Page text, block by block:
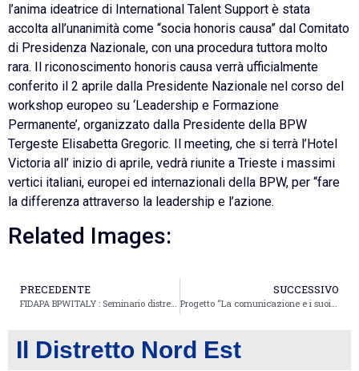
l’anima ideatrice di International Talent Support è stata
accolta all’unanimità come “socia honoris causa” dal Comitato
di Presidenza Nazionale, con una procedura tuttora molto
rara. Il riconoscimento honoris causa verrà ufficialmente
conferito il 2 aprile dalla Presidente Nazionale nel corso del
workshop europeo su ‘Leadership e Formazione
Permanente’, organizzato dalla Presidente della BPW
Tergeste Elisabetta Gregoric. Il meeting, che si terrà l’Hotel
Victoria all’ inizio di aprile, vedrà riunite a Trieste i massimi
vertici italiani, europei ed internazionali della BPW, per “fare
la differenza attraverso la leadership e l’azione.
Related Images:
PRECEDENTE SUCCESSIVO
Il Distretto Nord Est